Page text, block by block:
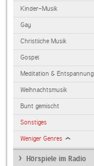
Kinder-Musik
Gay
Christliche Musik
Gospel
Meditation & Entspannung
Weihnachtsmusik
Bunt gemischt
Sonstiges
Weniger Genres
Hörspiele im Radio